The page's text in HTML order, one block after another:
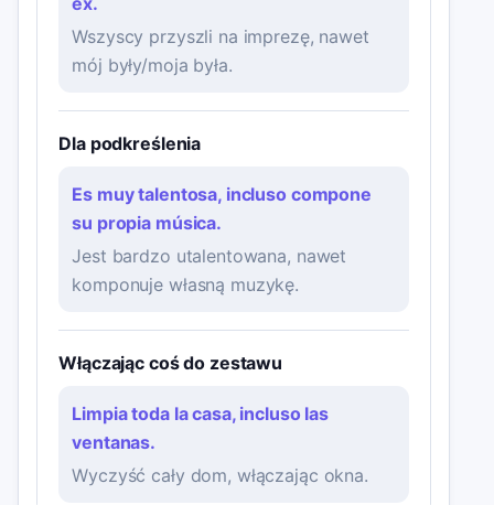
Wszyscy przyszli na imprezę, nawet
mój były/moja była.
Dla podkreślenia
Es muy talentosa, incluso compone
su propia música.
Jest bardzo utalentowana, nawet
komponuje własną muzykę.
Włączając coś do zestawu
Limpia toda la casa, incluso las
ventanas.
Wyczyść cały dom, włączając okna.